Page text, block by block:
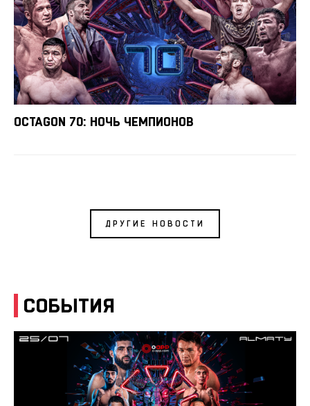
OCTAGON 70: НОЧЬ ЧЕМПИОНОВ
ДРУГИЕ НОВОСТИ
СОБЫТИЯ